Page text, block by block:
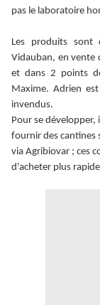
pas le laboratoire
Les produits sont
Vidauban, en vente
et dans 2 points
Maxime. Adrien
invendus.
Pour se
fournir des cantines
via Agribiovar ; ces
d'acheter plus